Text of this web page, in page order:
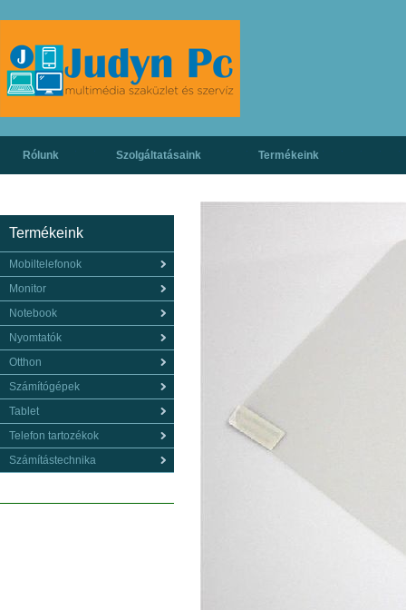
Rólunk Szolgáltatásaink Termékeink
Termékeink
Mobiltelefonok
Monitor
Notebook
Nyomtatók
Otthon
Számítógépek
Tablet
Telefon tartozékok
Számítástechnika